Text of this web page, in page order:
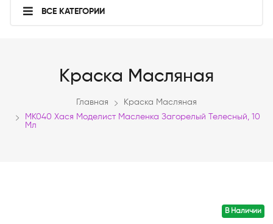
ВСЕ КАТЕГОРИИ
Краска Масляная
Главная
Краска Масляная
МК040 Хася Моделист Масленка Загорелый Телесный, 10
Мл
В Наличии